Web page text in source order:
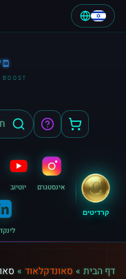
קרדיטים
אינסטגרם יוטיוב
דף הבית » סאונדקלאוד »